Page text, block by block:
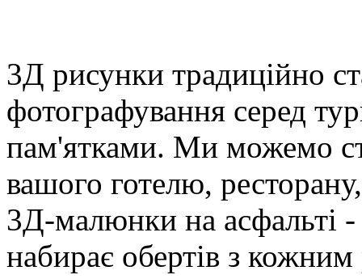
3Д рисунки традиційно
фотографування серед
пам'ятками. Ми можемо
вашого готелю,
3Д-малюнки на асфальті
набирає обертів з